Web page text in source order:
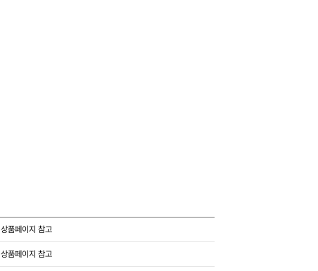
상품페이지 참고
상품페이지 참고